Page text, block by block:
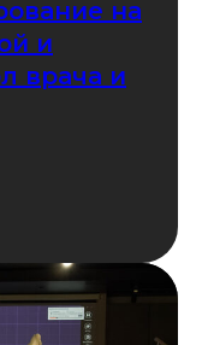
на
и
врача и